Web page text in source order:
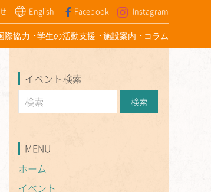
English Facebook Instagram
際協力 学生の活動支援 施設案内 コラム
イベント検索
MENU
ホーム
イベント